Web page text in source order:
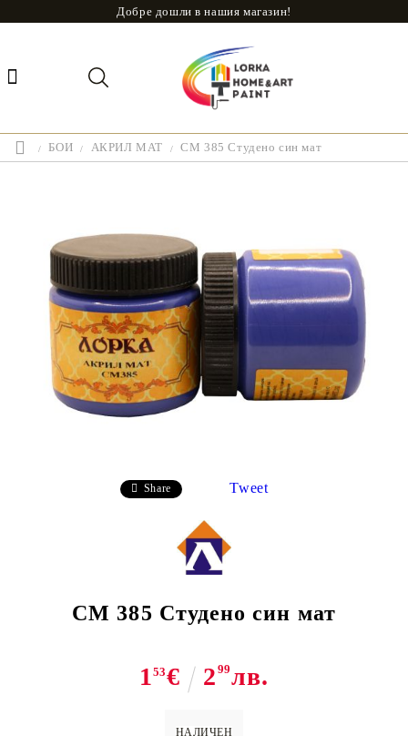
Добре дошли в нашия магазин!
БОИ АКРИЛ МАТ CM 385 Студено син мат
Share Tweet
CM 385 Студено син мат
153€ 2 99лв.
НАЛИЧЕН